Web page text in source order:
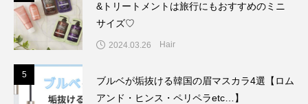
&トリートメントは旅行にもおすすめのミニ
サイズ♡
2024.03.26 Hair
5
ブルベが垢抜ける韓国の眉マスカラ4選【ロム
アンド・ヒンス・ペリペラetc…】